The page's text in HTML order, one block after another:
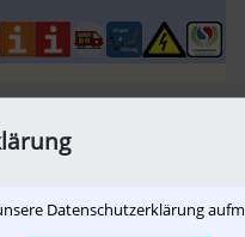
765 766
Datenschutzerklärung